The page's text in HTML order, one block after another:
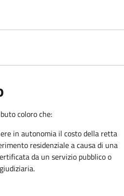
coloro che:
in autonomia il costo della retta
residenziale a causa di una
da un servizio pubblico o